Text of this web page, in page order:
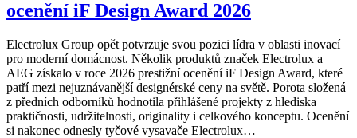
ocenění iF Design Award 2026
Electrolux Group opět potvrzuje svou pozici lídra v oblasti inovací
pro moderní domácnost. Několik produktů značek Electrolux a
AEG získalo v roce 2026 prestižní ocenění iF Design Award, které
patří mezi nejuznávanější designérské ceny na světě. Porota složená
z předních odborníků hodnotila přihlášené projekty z hlediska
praktičnosti, udržitelnosti, originality i celkového konceptu. Ocenění
si nakonec odnesly tyčové vysavače Electrolux…